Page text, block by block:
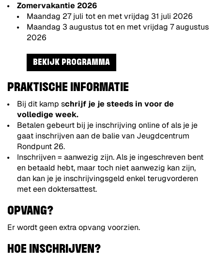
Zomervakantie 2026
Maandag 27 juli tot en met vrijdag 31 juli 2026
Maandag 3 augustus tot en met vrijdag 7 augustus
2026
BEKIJK PROGRAMMA
PRAKTISCHE INFORMATIE
Bij dit kamp schrijf je je steeds in voor de
volledige week.
Betalen gebeurt bij je inschrijving online of als je je
gaat inschrijven aan de balie van Jeugdcentrum
Rondpunt 26.
Inschrijven = aanwezig zijn. Als je ingeschreven bent
en betaald hebt, maar toch niet aanwezig kan zijn,
dan kan je je inschrijvingsgeld enkel terugvorderen
met een doktersattest.
OPVANG?
Er wordt geen extra opvang voorzien.
HOE INSCHRIJVEN?